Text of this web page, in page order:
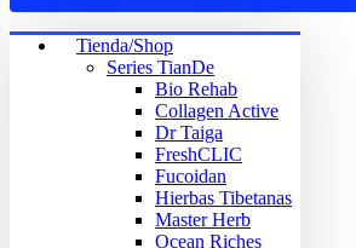
Tienda/Shop
Series TianDe
Bio Rehab
Collagen Active
Dr Taiga
FreshCLIC
Fucoidan
Hierbas Tibetanas
Master Herb
Ocean Riches